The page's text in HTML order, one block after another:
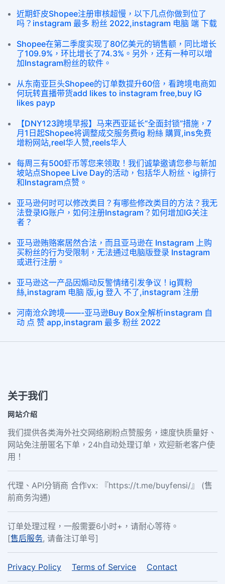
近期虾皮Shopee注册审核超慢，以下几点你做到位了
吗？instagram 最多 粉丝 2022,instagram 电脑 端 下载
Shopee在第二季度实现了80亿美元的销售额，同比增长
了109.9%，环比增长了74.3%。另外，还有一种可以增
加Instagram粉丝的软件。
从东南亚巨头Shopee的订单数提升60倍，看跨境电商如
何玩转直播带货add likes to instagram free,buy IG
likes payp
【DNY123跨境早报】马来西亚延长“全面封锁”措施，7
月1日起Shopee将调整成交服务费ig 粉絲 購買,ins免费
增粉网站,reel华人赞,reels华人
每周三有500虾币等您来领取！我们诚挚邀请您参与新加
坡站点Shopee Live Day的活动，包括华人粉丝、ig排行
和Instagram点赞。
亚马逊何时可以修改类目？有哪些修改类目的方法？我无
法登录IG账户，如何注册Instagram？如何增加IG关注
者？
亚马逊贿赂案居然合法，而且亚马逊在 Instagram 上购
买粉丝的行为受限制，无法通过电脑版登录 Instagram
或进行注册。
亚马逊这一产品因煽动反警情绪引发争议！ig買粉
絲,instagram 电脑 版,ig 登入 不了,instagram 注册
河南沧众跨境——-亚马逊Buy Box全解析instagram 自
动 点 赞 app,instagram 最多 粉丝 2022
关于我们
网站介绍
我们提供各类海外社交网络刷粉点赞服务，速度快质量好、
网站免注册匿名下单，24h自动处理订单，欢迎新老客户使
用！
代理、API分销商 合作vx: 『https://t.me/buyfensi/』 (售
前商务沟通)
订单处理过程，一般需要6小时+，请耐心等待。
[售后服务, 请备注订单号]
Privacy Policy Terms of Service Contact